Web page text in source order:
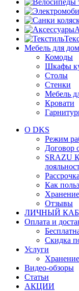
Мебель для
Комоды
Шкафы
Столы
Стенки
Мебель
Кровати
О DKS
Режим
Договор
SRAZU
Как
Отзывы
ЛИЧНЫЙ
Оплата и
Скидка
Услуги
Видео-обзоры
Статьи
АКЦИИ